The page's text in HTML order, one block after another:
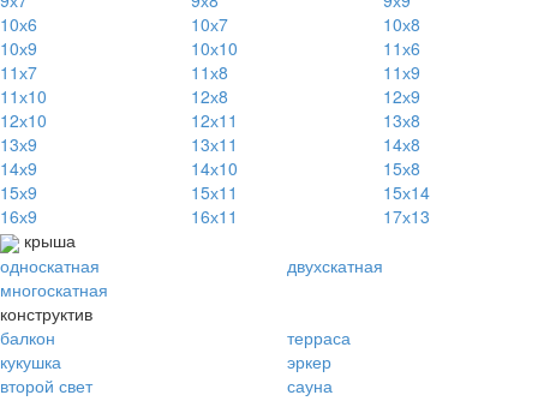
10х6
10х7
10х8
10х9
10х10
11х6
11х7
11х8
11х9
11х10
12х8
12х9
12х10
12х11
13х8
13х9
13х11
14х8
14х9
14х10
15х8
15х9
15х11
15х14
16х9
16х11
17х13
крыша
односкатная
двухскатная
многоскатная
конструктив
балкон
терраса
кукушка
эркер
второй свет
сауна